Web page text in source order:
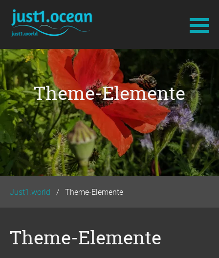
Navigation
überspringen
Theme-Elemente
Just1.world Theme-Elemente
Theme-Elemente